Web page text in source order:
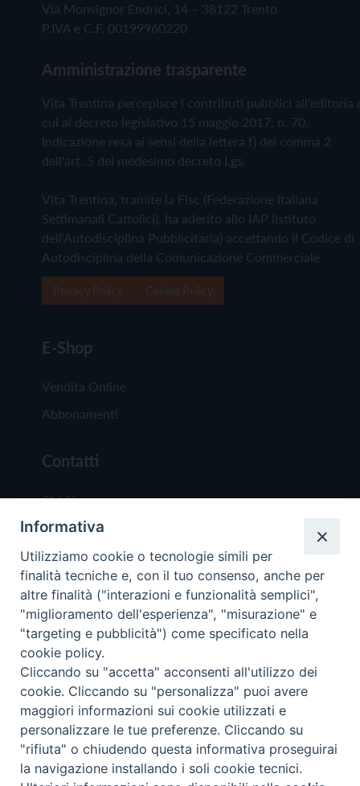
Via Monsignor Endrici, 14 – 38122 Trento
P.IVA e C.F. 00199960220
Amministrazione trasparente
Vita Trentina percepisce i contributi pubblici all'editoria
cui al decreto legislativo 15 maggio 2017, n. 70.
Indicazione resa ai sensi della lettera f) del comma 2
dell'art. 5 del medesimo decreto Lgs.
Vita Trentina, tramite la Fisc (Federazione Italiana
Settimanali Cattolici), ha aderito allo IAP (Istituto
dell'Autodisciplina Pubblicitaria) accettando il Codice di
Autodisciplina della Comunicazione Commerciale
E-Shop
Vendita Online
Abbonamenti
Contatti
Chi Siamo
Redazione
Scrivici
Copyright © 2019 - Tutti i diritti riservati - Vita
Trentina Editrice
Privacy Policy
Torna
Informativa
Utilizziamo cookie o tecnologie simili per
finalità tecniche e, con il tuo consenso, anche per
altre finalità ("interazioni e funzionalità semplici",
"miglioramento dell'esperienza", "misurazione" e
"targeting e pubblicità") come specificato nella
cookie policy.
Cliccando su "accetta" acconsenti all'utilizzo dei
cookie. Cliccando su "personalizza" puoi avere
maggiori informazioni sui cookie utilizzati e
personalizzare le tue preferenze. Cliccando su
"rifiuta" o chiudendo questa informativa proseguirai
la navigazione installando i soli cookie tecnici.